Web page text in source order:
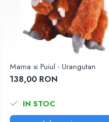
Mama si Puiul - Urangutan
138,00 RON
IN STOC